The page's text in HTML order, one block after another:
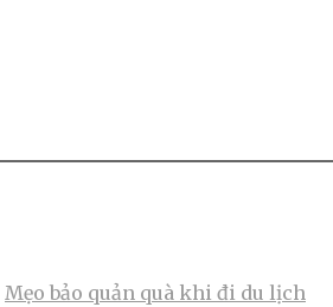
Mẹo bảo quản quà khi đi du lịch